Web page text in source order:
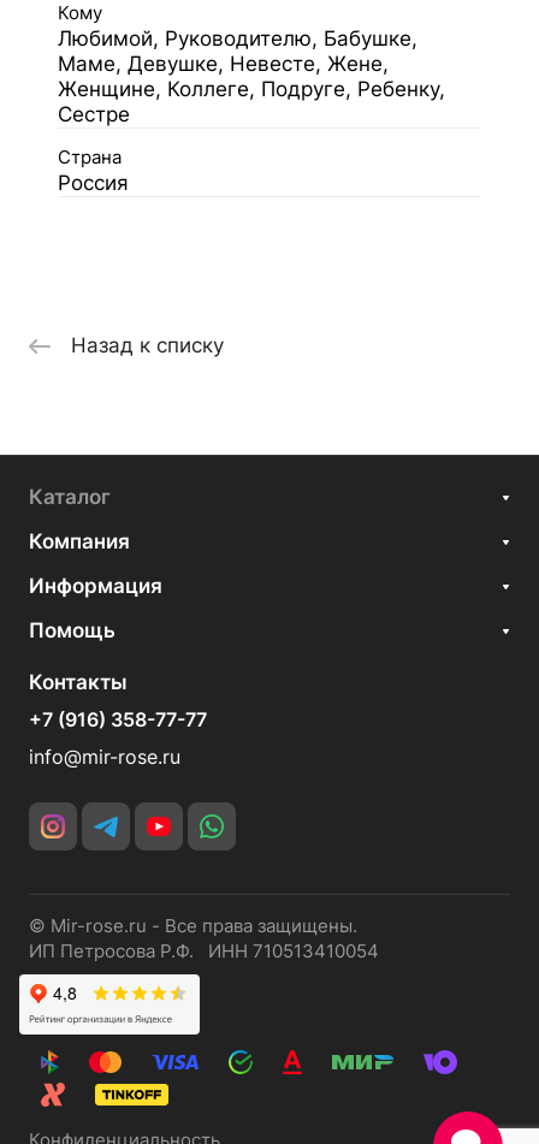
Кому
Любимой, Руководителю, Бабушке,
Маме, Девушке, Невесте, Жене,
Женщине, Коллеге, Подруге, Ребенку,
Сестре
Страна
Россия
Назад к списку
Каталог
Компания
Информация
Помощь
Контакты
+7 (916) 358-77-77
info@mir-rose.ru
© Mir-rose.ru - Все права защищены.
ИП Петросова Р.Ф. ИНН 710513410054